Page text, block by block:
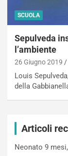
SCUOLA
Sepulveda
l’ambiente
26 Giugno 2019
Louis
della
Articoli
Neonato 9